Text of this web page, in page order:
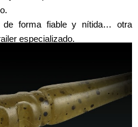
forma fiable y nítida… otra
especializado.